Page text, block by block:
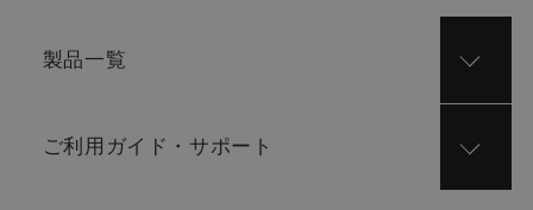
製品一覧
ご利用ガイド・サポート